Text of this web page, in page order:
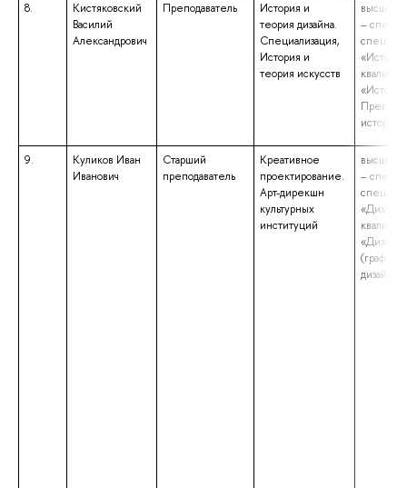
8.
Кистяковский
Василий
Александрович
Преподаватель
История и
теория дизайна.
Специализация,
История и
теория искусств
высшее
–
истории»
9.
Куликов Иван
Иванович
Старший
преподаватель
Креативное
проектирование.
Арт-дирекшн
культурных
институций
высшее
–
дизайн)»